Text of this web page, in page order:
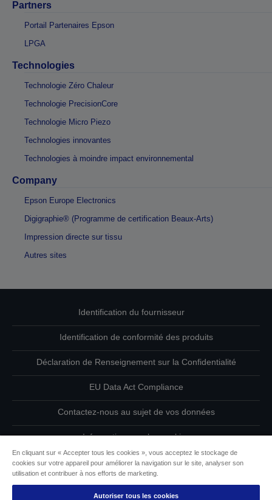
Partners
Portail Partenaires Epson
LPGA
Technologies
Technologie Zéro Chaleur
Technologie PrecisionCore
Technologie Micro Piezo
Technologies innovantes
Technologies à moindre impact environnemental
Company
Epson Europe Electronics
Digigraphie® (Programme de certification Beaux-Arts)
Impression directe sur tissu
Autres sites
Identification du fournisseur
Identification de conformité des produits
Déclaration de Renseignement sur la Confidentialité
EU Data Act Compliance
Contactez-nous au sujet de vos données
Informations sur les cookies
L’engagement d’Epson pour l’accessibilité
Copyright © 2026 Seiko Epson
En cliquant sur « Accepter tous les cookies », vous acceptez le stockage de
cookies sur votre appareil pour améliorer la navigation sur le site, analyser son
utilisation et contribuer à nos efforts de marketing.
Autoriser tous les cookies